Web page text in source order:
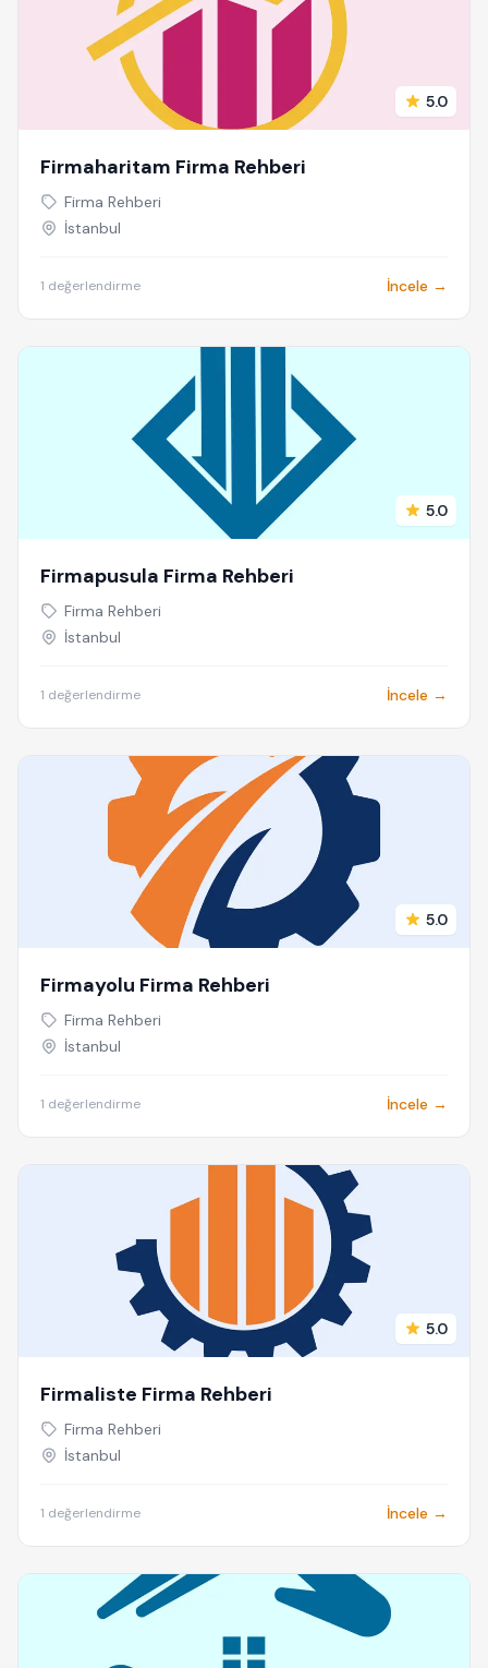
5.0
Firmaharitam Firma Rehberi
Firma Rehberi
İstanbul
1 değerlendirme İncele →
5.0
Firmapusula Firma Rehberi
Firma Rehberi
İstanbul
1 değerlendirme İncele →
5.0
Firmayolu Firma Rehberi
Firma Rehberi
İstanbul
1 değerlendirme İncele →
5.0
Firmaliste Firma Rehberi
Firma Rehberi
İstanbul
1 değerlendirme İncele →